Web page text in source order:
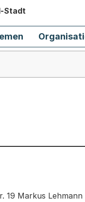
Stadt
Ausgewählten
19 Markus